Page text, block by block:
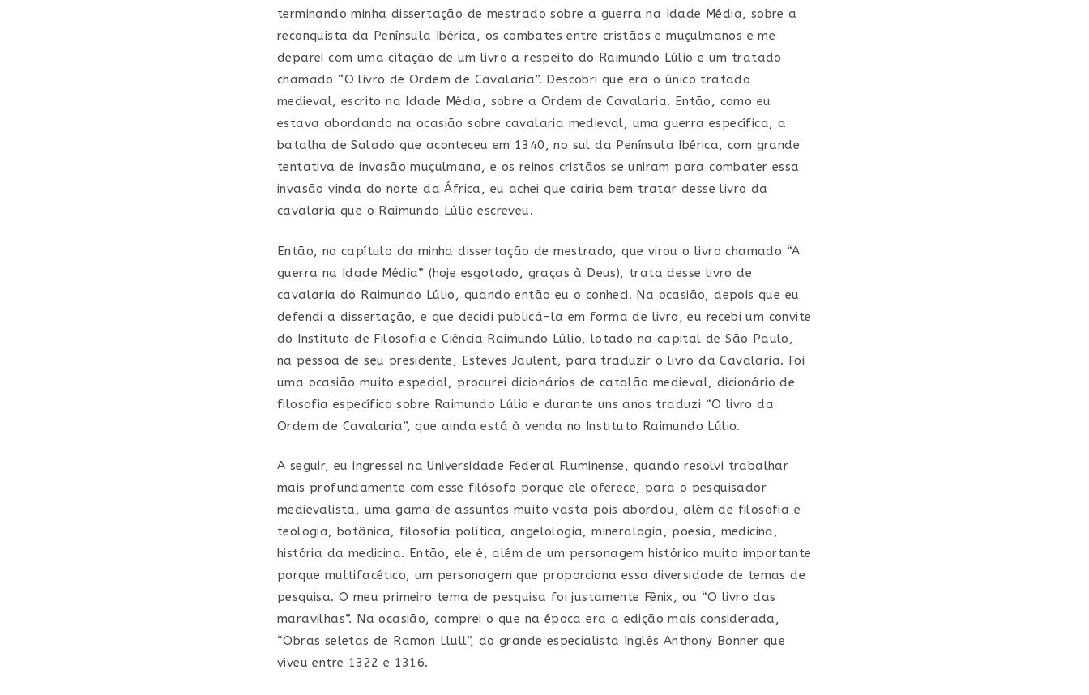
terminando minha dissertação de mestrado sobre a guerra na Idade Média, sobre a
reconquista da Península Ibérica, os combates entre cristãos e muçulmanos e me
deparei com uma citação de um livro a respeito do Raimundo Lúlio e um tratado
chamado “O livro de Ordem de Cavalaria”. Descobri que era o único tratado
medieval, escrito na Idade Média, sobre a Ordem de Cavalaria. Então, como eu
estava abordando na ocasião sobre cavalaria medieval, uma guerra específica, a
batalha de Salado que aconteceu em 1340, no sul da Península Ibérica, com grande
tentativa de invasão muçulmana, e os reinos cristãos se uniram para combater essa
invasão vinda do norte da África, eu achei que cairia bem tratar desse livro da
cavalaria que o Raimundo Lúlio escreveu.
Então, no capítulo da minha dissertação de mestrado, que virou o livro chamado “A
guerra na Idade Média” (hoje esgotado, graças à Deus), trata desse livro de
cavalaria do Raimundo Lúlio, quando então eu o conheci. Na ocasião, depois que eu
defendi a dissertação, e que decidi publicá-la em forma de livro, eu recebi um convite
do Instituto de Filosofia e Ciência Raimundo Lúlio, lotado na capital de São Paulo,
na pessoa de seu presidente, Esteves Jaulent, para traduzir o livro da Cavalaria. Foi
uma ocasião muito especial, procurei dicionários de catalão medieval, dicionário de
filosofia específico sobre Raimundo Lúlio e durante uns anos traduzi “O livro da
Ordem de Cavalaria”, que ainda está à venda no Instituto Raimundo Lúlio.
A seguir, eu ingressei na Universidade Federal Fluminense, quando resolvi trabalhar
mais profundamente com esse filósofo porque ele oferece, para o pesquisador
medievalista, uma gama de assuntos muito vasta pois abordou, além de filosofia e
teologia, botânica, filosofia política, angelologia, mineralogia, poesia, medicina,
história da medicina. Então, ele é, além de um personagem histórico muito importante
porque multifacético, um personagem que proporciona essa diversidade de temas de
pesquisa. O meu primeiro tema de pesquisa foi justamente Fênix, ou “O livro das
maravilhas”. Na ocasião, comprei o que na época era a edição mais considerada,
“Obras seletas de Ramon Llull”, do grande especialista Inglês Anthony Bonner que
viveu entre 1322 e 1316.